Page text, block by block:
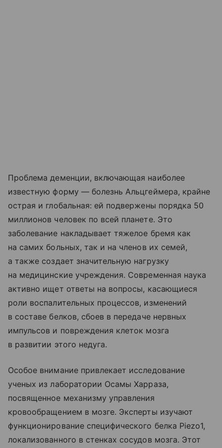
Проблема деменции, включающая наиболее
известную форму — болезнь Альцгеймера, крайне
острая и глобальная: ей подвержены порядка 50
миллионов человек по всей планете. Это
заболевание накладывает тяжелое бремя как
на самих больных, так и на членов их семей,
а также создает значительную нагрузку
на медицинские учреждения. Современная наука
активно ищет ответы на вопросы, касающиеся
роли воспалительных процессов, изменений
в составе белков, сбоев в передаче нервных
импульсов и повреждения клеток мозга
в развитии этого недуга.
Особое внимание привлекает исследование
ученых из лаборатории Осамы Харраза,
посвященное механизму управления
кровообращением в мозге. Эксперты изучают
функционирование специфического белка Piezo1,
локализованного в стенках сосудов мозга. Этот